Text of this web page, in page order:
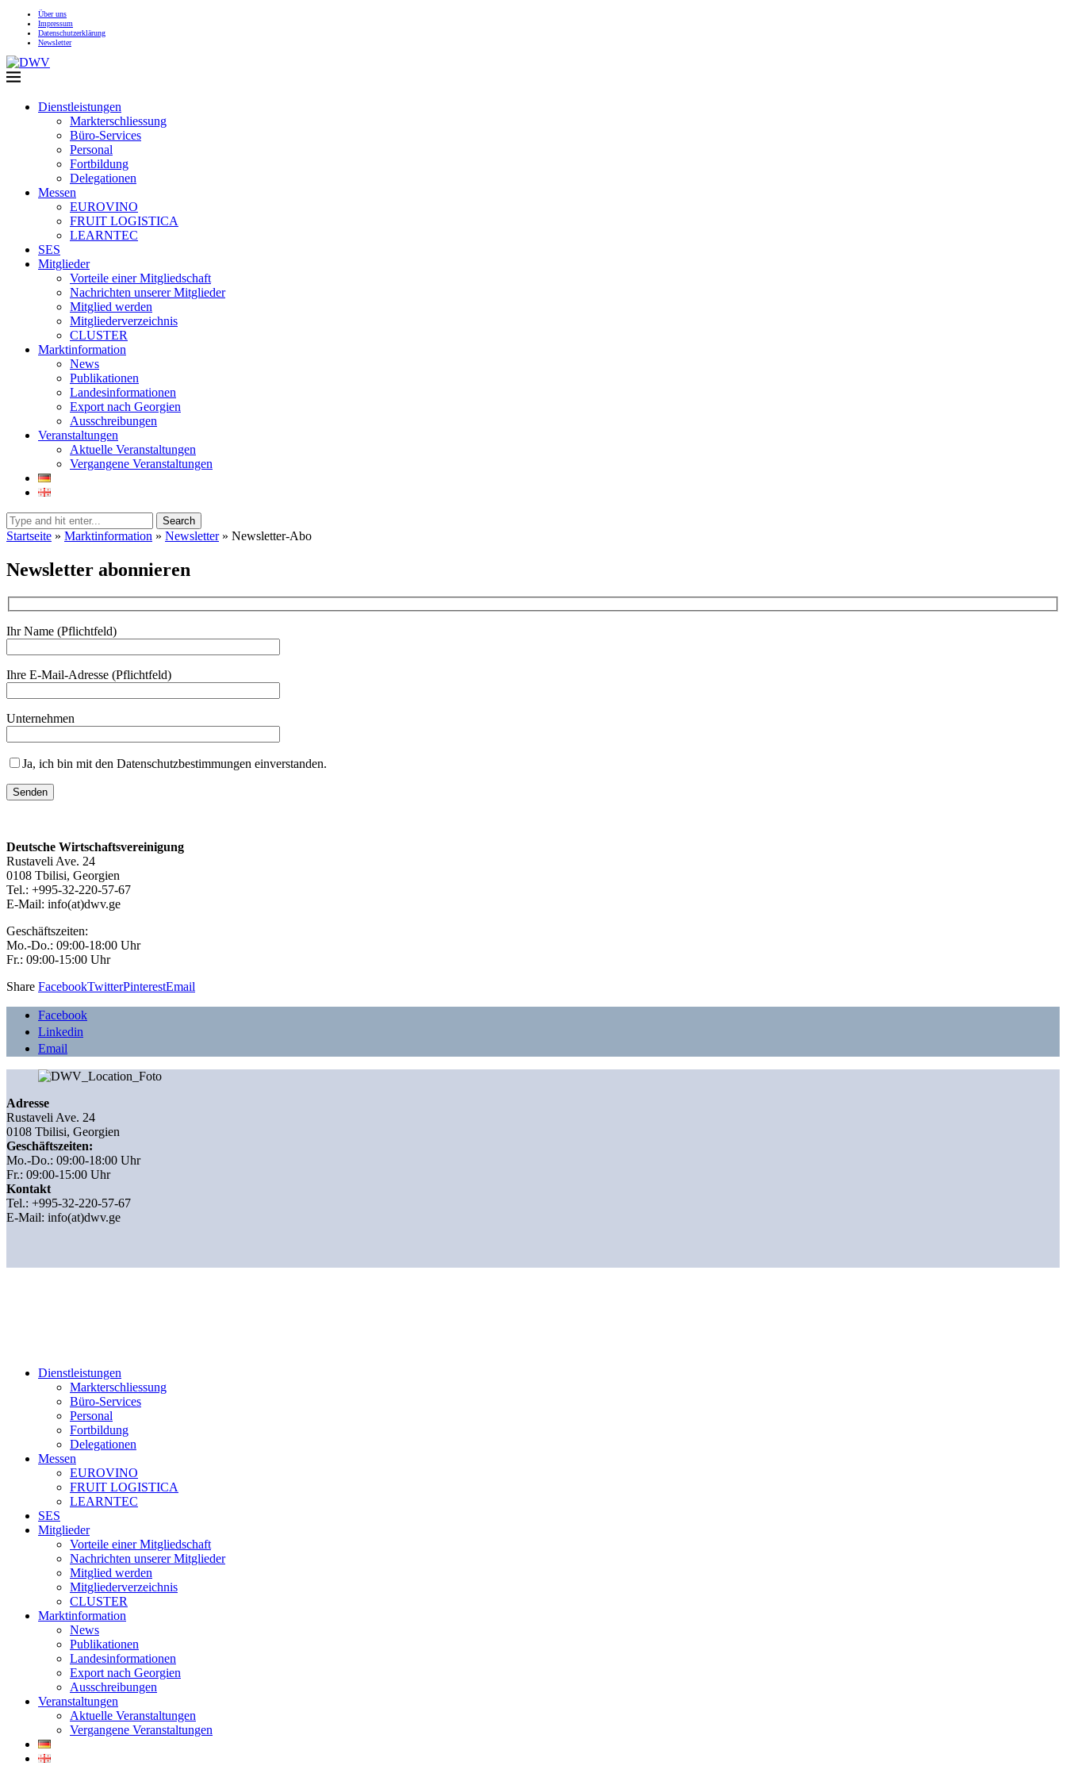
Über uns
Impressum
Datenschutzerklärung
Newsletter
Dienstleistungen
Markterschliessung
Büro-Services
Personal
Fortbildung
Delegationen
Messen
EUROVINO
FRUIT LOGISTICA
LEARNTEC
SES
Mitglieder
Vorteile einer Mitgliedschaft
Nachrichten unserer Mitglieder
Mitglied werden
Mitgliederverzeichnis
CLUSTER
Marktinformation
News
Publikationen
Landesinformationen
Export nach Georgien
Ausschreibungen
Veranstaltungen
Aktuelle Veranstaltungen
Vergangene Veranstaltungen
Search
Startseite » Marktinformation » Newsletter» Newsletter-Abo
Newsletter abonnieren
Ihr Name (Pflichtfeld)
Ihre E-Mail-Adresse (Pflichtfeld)
Unternehmen
Ja, ich bin mit den Datenschutzbestimmungen einverstanden.
Deutsche Wirtschaftsvereinigung
Rustaveli Ave. 24
0108 Tbilisi, Georgien
Tel.: +995-32-220-57-67
E-Mail: info(at)dwv.ge
Geschäftszeiten:
Mo.-Do.: 09:00-18:00 Uhr
Fr.: 09:00-15:00 Uhr
Share FacebookTwitterPinterestEmail
Facebook
Linkedin
Email
Adresse
Rustaveli Ave. 24
0108 Tbilisi, Georgien
Geschäftszeiten:
Mo.-Do.: 09:00-18:00 Uhr
Fr.: 09:00-15:00 Uhr
Kontakt
Tel.: +995-32-220-57-67
E-Mail: info(at)dwv.ge
Dienstleistungen
Markterschliessung
Büro-Services
Personal
Fortbildung
Delegationen
Messen
EUROVINO
FRUIT LOGISTICA
LEARNTEC
SES
Mitglieder
Vorteile einer Mitgliedschaft
Nachrichten unserer Mitglieder
Mitglied werden
Mitgliederverzeichnis
CLUSTER
Marktinformation
News
Publikationen
Landesinformationen
Export nach Georgien
Ausschreibungen
Veranstaltungen
Aktuelle Veranstaltungen
Vergangene Veranstaltungen